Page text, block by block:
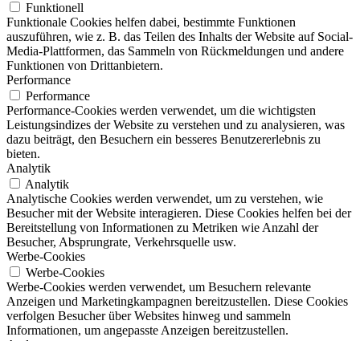
Funktionell
Funktionale Cookies helfen dabei, bestimmte Funktionen
auszuführen, wie z. B. das Teilen des Inhalts der Website auf Social-
Media-Plattformen, das Sammeln von Rückmeldungen und andere
Funktionen von Drittanbietern.
Performance
Performance
Performance-Cookies werden verwendet, um die wichtigsten
Leistungsindizes der Website zu verstehen und zu analysieren, was
dazu beiträgt, den Besuchern ein besseres Benutzererlebnis zu
bieten.
Analytik
Analytik
Analytische Cookies werden verwendet, um zu verstehen, wie
Besucher mit der Website interagieren. Diese Cookies helfen bei der
Bereitstellung von Informationen zu Metriken wie Anzahl der
Besucher, Absprungrate, Verkehrsquelle usw.
Werbe-Cookies
Werbe-Cookies
Werbe-Cookies werden verwendet, um Besuchern relevante
Anzeigen und Marketingkampagnen bereitzustellen. Diese Cookies
verfolgen Besucher über Websites hinweg und sammeln
Informationen, um angepasste Anzeigen bereitzustellen.